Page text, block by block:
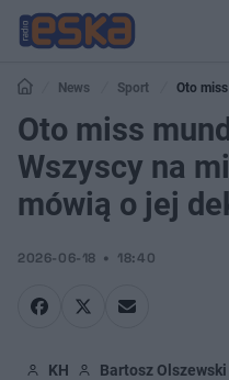
News Sport
Oto
mistrzostwach mówią o jej dekolcie!
Oto miss
Wszyscy na
mówią o jej
2026-06-18 18:40
KH Bartosz Olszewski